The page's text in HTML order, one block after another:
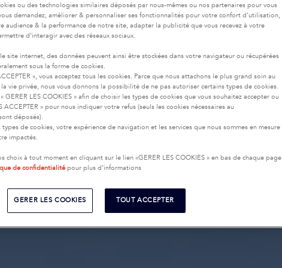
ou des technologies similaires déposés par nous-mêmes ou nos partenaires pour vous
demandez, améliorer & personnaliser ses fonctionnalités pour votre confort d’utilisation,
audience & la performance de notre site, adapter la publicité que vous recevez à votre
d’interagir avec des réseaux sociaux.
site internet, des données peuvent ainsi être stockées dans votre navigateur ou récupérées
sous la forme de cookies.
», vous acceptez tous les cookies. Parce que nous attachons le plus grand soin au
vie privée, nous vous donnons la possibilité de ne pas autoriser certains types de cookies.
GERER LES COOKIES » afin de choisir les types de cookies que vous souhaitez accepter ou
ACCEPTER » pour nous indiquer votre refus (seuls les cookies nécessaires au
déposés).
de cookies, votre expérience de navigation et les services que nous sommes en mesure
impactés.
choix à tout moment en cliquant sur le lien «GERER LES COOKIES » en bas de chaque page
de confidentialité pour plus d’informations
GERER LES COOKIES TOUT ACCEPTER